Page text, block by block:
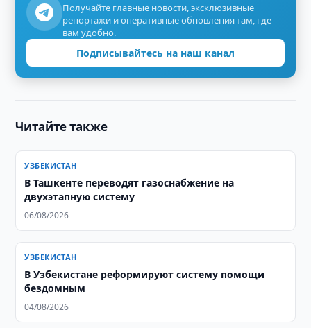
Получайте главные новости, эксклюзивные
репортажи и оперативные обновления там, где
вам удобно.
Подписывайтесь на наш канал
Читайте также
УЗБЕКИСТАН
В Ташкенте переводят газоснабжение на
двухэтапную систему
06/08/2026
УЗБЕКИСТАН
В Узбекистане реформируют систему помощи
бездомным
04/08/2026